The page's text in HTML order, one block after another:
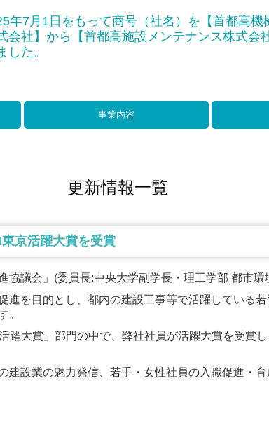
年7月 1日をもって商号（社名）を【首都高機
会社】から【首都高施設メンテナンス株式会
した。
事業内容
更新情報一覧
京活躍大賞を受賞
議会」(委員長:中央大学副学長・理工学部 都市環
進を目的とし、都内の建設工事等で活躍している
。
躍大賞」部門の中で、弊社社員が活躍大賞を受賞
建設業の魅力発信、若手・女性社員の入職促進・育